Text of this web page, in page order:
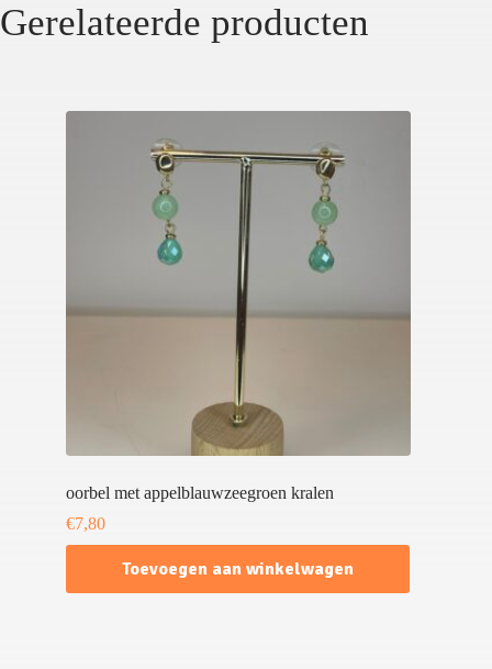
Gerelateerde producten
oorbel met appelblauwzeegroen kralen
€7,80
Toevoegen aan winkelwagen